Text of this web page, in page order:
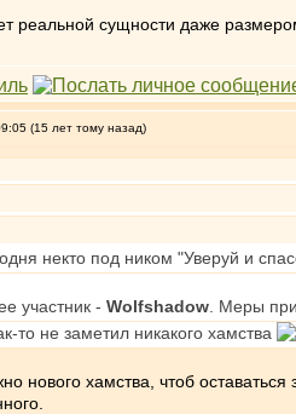
реальной сущности даже
(15 лет тому назад)
некто под ником "Уверуй и
участник - Wolfshadow . Меры
то не заметил никакого хамства
нового хамства, чтоб